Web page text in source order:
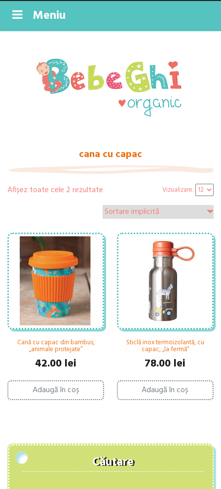
Meniu
cana cu capac
Afișez toate cele 2 rezultate Vizualizare:
Cană cu capac din bambus,
„animale protejate”
42.00 lei
Adaugă în coș
Sticlă inox termoizolantă, cu
capac, „la fermă”
78.00 lei
Adaugă în coș
Căutare